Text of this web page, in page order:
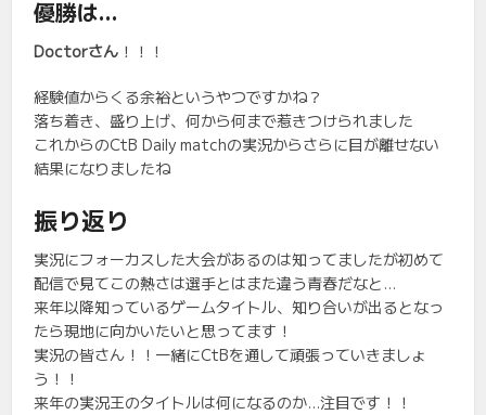
優勝は…
Doctorさん ！！！
経験値からくる余裕というやつですかね？
落ち着き、盛り上げ、何から何まで惹きつけられました
これからのCtB Daily matchの実況からさらに目が離せない
結果になりましたね
振り返り
実況にフォーカスした大会があるのは知ってましたが初めて
配信で見てこの熱さは選手とはまた違う青春だなと…
来年以降知っているゲームタイトル、知り合いが出るとなっ
たら現地に向かいたいと思ってます！
実況の皆さん！！一緒にCtBを通して頑張っていきましょ
う！！
来年の実況王のタイトルは何になるのか…注目です！！